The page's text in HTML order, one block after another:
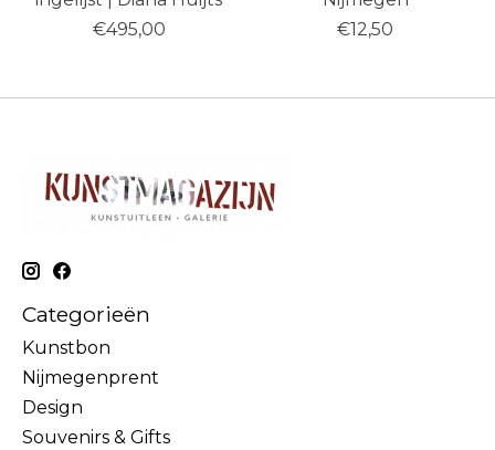
€495,00
€12,50
Categorieën
Kunstbon
Nijmegenprent
Design
Souvenirs & Gifts